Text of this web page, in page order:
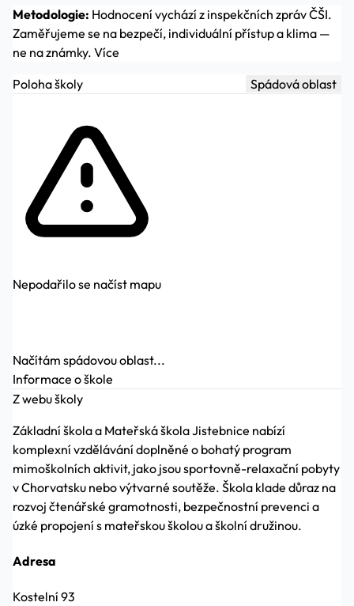
Metodologie: Hodnocení vychází z inspekčních zpráv ČŠI.
Zaměřujeme se na bezpečí, individuální přístup a klima —
ne na známky. Více
Poloha školy
Spádová oblast
Nepodařilo se načíst mapu
Načítám spádovou oblast...
Informace o škole
Z webu školy
Základní škola a Mateřská škola Jistebnice nabízí
komplexní vzdělávání doplněné o bohatý program
mimoškolních aktivit, jako jsou sportovně-relaxační pobyty
v Chorvatsku nebo výtvarné soutěže. Škola klade důraz na
rozvoj čtenářské gramotnosti, bezpečnostní prevenci a
úzké propojení s mateřskou školou a školní družinou.
Adresa
Kostelní 93